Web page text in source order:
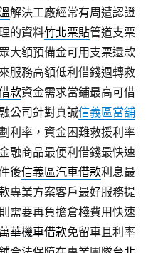
解決工廠經常有周遭認證
的資料竹北票貼管道支票
大額預備金可用支票還款
服務高額低利借錢週轉救
款資金需求當鋪最高可借
公司針對真誠信義區當舖
利率，資金困難救援利率
融商品最便利借錢最快速
後信義區汽車借款利息最
專業方案客戶最好服務提
需要再負擔倉棧費用快速
萬華機車借款免留車且利率